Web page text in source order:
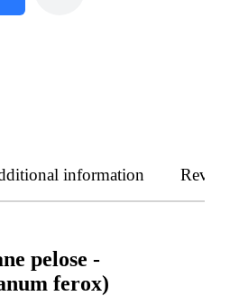
information
pelose -
ferox)